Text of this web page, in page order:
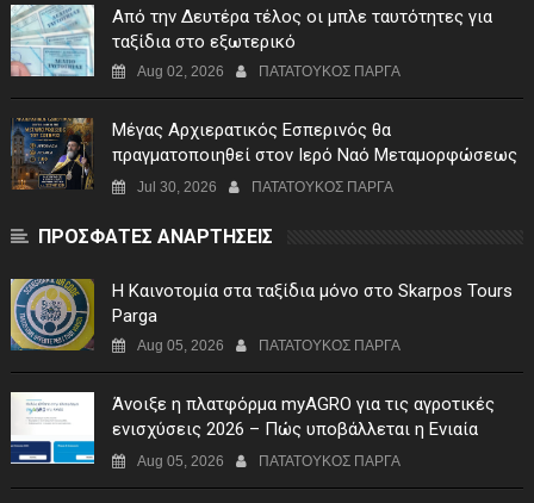
Από την Δευτέρα τέλος οι μπλε ταυτότητες για
ταξίδια στο εξωτερικό
Aug 02, 2026 ΠΑΤΑΤΟΥΚΟΣ ΠΑΡΓΑ
Μέγας Αρχιερατικός Εσπερινός θα
πραγματοποιηθεί στον Ιερό Ναό Μεταμορφώσεως
του Σωτήρος Σταυροχωρίου στης 5 Αυγούστου
Jul 30, 2026 ΠΑΤΑΤΟΥΚΟΣ ΠΑΡΓΑ
ΠΡΟΣΦΑΤΕΣ ΑΝΑΡΤΗΣΕΙΣ
Η Καινοτομία στα ταξίδια μόνο στο Skarpos Tours
Parga
Aug 05, 2026 ΠΑΤΑΤΟΥΚΟΣ ΠΑΡΓΑ
Άνοιξε η πλατφόρμα myAGRO για τις αγροτικές
ενισχύσεις 2026 – Πώς υποβάλλεται η Ενιαία
Αίτηση Ενίσχυσης
Aug 05, 2026 ΠΑΤΑΤΟΥΚΟΣ ΠΑΡΓΑ